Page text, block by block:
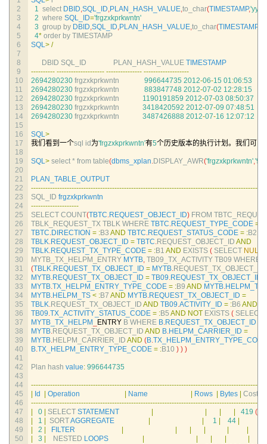
2
3
4
5
6
7
8
9
10
11
12
13
14
15
16
17
18
19
20
21
22
23
24
25
26
27
28
29
30
31
32
33
34
35
36
37
38
39
40
41
42
43
44
45
46
47
48
49
50
1 select DBID,SQL_ID,PLAN_HASH_VALUE,to_char(TIMESTAMP,
2 where SQL_ID='frgzxkprkwntn'
3 group by DBID,SQL_ID,PLAN_HASH_VALUE,to_char(TIMESTAMP
4* order by TIMESTAMP
SQL> /
DBID SQL_ID PLAN_HASH_VALUE TIMESTAMP
---------- -------------------- --------------- -------------------
2694280230 frgzxkprkwntn 996644735 2012-06-15 01:06:53
2694280230 frgzxkprkwntn 883847748 2012-07-02 12:28:15
2694280230 frgzxkprkwntn 1190191859 2012-07-03 08:50:37
2694280230 frgzxkprkwntn 3418420592 2012-07-09 07:48:51
2694280230 frgzxkprkwntn 3487426888 2012-07-16 12:07:12
SQL>
我们看到一个sql id 为'frgzxkprkwntn'有5个历史版本的执行计划。我们可以
SQL> select * from table(dbms_xplan.DISPLAY_AWR('frgzxkprkwntn',
PLAN_TABLE_OUTPUT
------------------------------------------------------------------------------------------------
SQL_ID frgzxkprkwntn
--------------------
SELECT COUNT(TBTC.REQUEST_OBJECT_ID) FROM
TBLK_REQUEST_TX TBLK WHERE TBTC.REQUEST_TYPE_CODE =
TBTC.DIRECTION = :B3 AND TBTC.REQUEST_STATUS_CODE = :B2
TBLK.REQUEST_OBJECT_ID = TBTC.REQUEST_OBJECT_ID AND
TBLK.REQUEST_TX_TYPE_CODE = :B1 AND EXISTS ( SELECT NULL
MYTB_TX_HELPM_ENTRY MYTB, TB09_TX_ACTIVITY TB09 WHERE
(TBLK.REQUEST_TX_OBJECT_ID = MYTB.REQUEST_TX_OBJECT_ID
MYTB.REQUEST_TX_OBJECT_ID = TB09.REQUEST_TX_OBJECT_ID
MYTB.TX_HELPM_ENTRY_TYPE_CODE = :B9 AND MYTB.HELPM_TS
MYTB.HELPM_TS < :B7 AND MYTB.REQUEST_TX_OBJECT_ID =
TBLK.REQUEST_TX_OBJECT_ID AND TB09.ACTIVITY_ID = :B6 AND
TB09.TX_ACTIVITY_STATUS_CODE = :B5 AND NOT EXISTS ( SELECT
MYTB_TX_HELPM
ENTRY B WHERE B.REQUEST_TX_OBJECT_ID
MYTB.REQUEST_TX_OBJECT_ID AND B.HELPM_CARRIER_ID =
MYTB.HELPM_CARRIER_ID AND (B.TX_HELPM_ENTRY_TYPE_CODE
B.TX_HELPM_ENTRY_TYPE_CODE = :B10 ) ) )
Plan hash value: 996644735
------------------------------------------------------------------------------------------------
Id Operation Name Rows Bytes Cost
------------------------------------------------------------------------------------------------
0 SELECT STATEMENT 419 (
1 SORT AGGREGATE 1 44
2 FILTER
3 NESTED LOOPS